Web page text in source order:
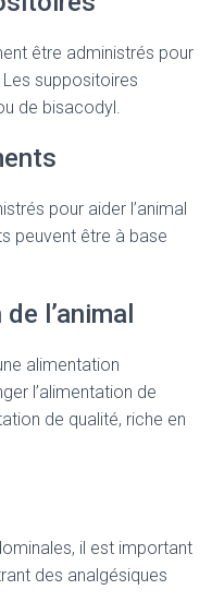
être administrés pour
Les suppositoires
de bisacodyl.
pour aider l’animal
peuvent être à base
l’animal
alimentation
l’alimentation de
de qualité, riche en
il est important
des analgésiques